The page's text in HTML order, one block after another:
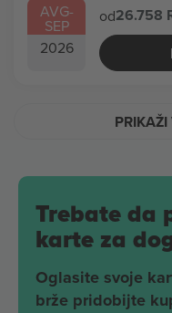
AVG-
SEP
2026
od26.758
PRIKAŽI
Trebate da
karte za
Oglasite svoje
brže pridobijte